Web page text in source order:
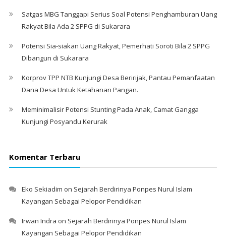
Satgas MBG Tanggapi Serius Soal Potensi Penghamburan Uang
Rakyat Bila Ada 2 SPPG di Sukarara
Potensi Sia-siakan Uang Rakyat, Pemerhati Soroti Bila 2 SPPG
Dibangun di Sukarara
Korprov TPP NTB Kunjungi Desa Beririjak, Pantau Pemanfaatan
Dana Desa Untuk Ketahanan Pangan.
Meminimalisir Potensi Stunting Pada Anak, Camat Gangga
Kunjungi Posyandu Kerurak
Komentar Terbaru
Eko Sekiadim on Sejarah Berdirinya Ponpes Nurul Islam
Kayangan Sebagai Pelopor Pendidikan
Irwan Indra on Sejarah Berdirinya Ponpes Nurul Islam
Kayangan Sebagai Pelopor Pendidikan